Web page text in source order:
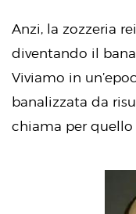
Anzi, la zozzeria
diventando il
Viviamo in
banalizzata da
chiama per quello